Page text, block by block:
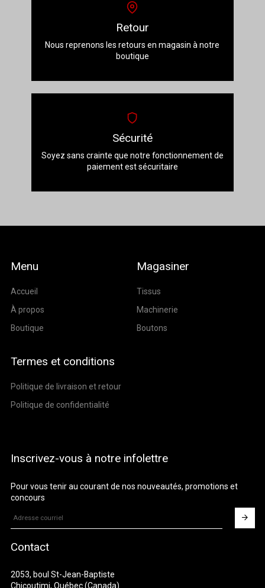
Retour
Nous reprenons les retours en magasin à notre
boutique
Sécurité
Soyez sans crainte que notre fonctionnement de
paiement est sécuritaire
Menu
Accueil
À propos
Boutique
Magasiner
Tissus
Machinerie
Boutons
Termes et conditions
Politique de livraison et retour
Politique de confidentialité
Inscrivez-vous à notre infolettre
Pour vous tenir au courant de nos nouveautés, promotions et
concours
Contact
2053, boul St-Jean-Baptiste
Chicoutimi, Québec (Canada)